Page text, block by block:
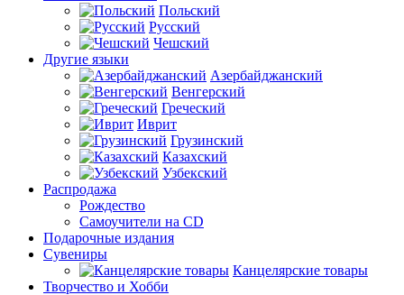
Польский
Русский
Чешский
Другие языки
Азербайджанский
Венгерский
Греческий
Иврит
Грузинский
Казахский
Узбекский
Распродажа
Рождество
Самоучители на CD
Подарочные издания
Сувениры
Канцелярские товары
Творчество и Хобби